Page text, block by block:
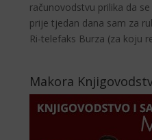
računovodstvu prilika da se
prije tjedan dana sam za
Ri-telefaks Burza (za koju
Makora